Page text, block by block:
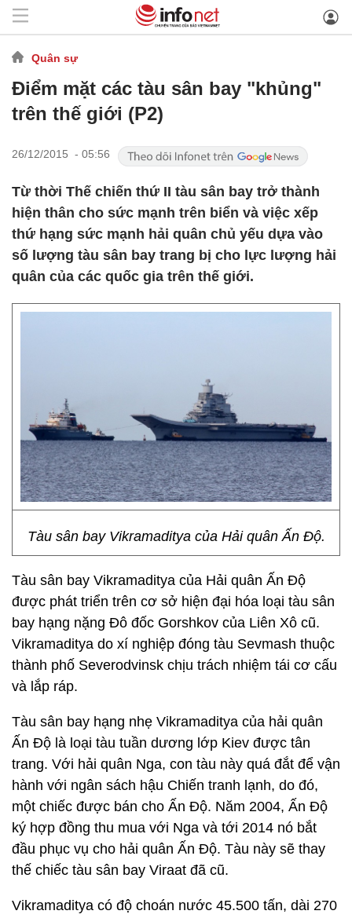
Quân sự
Điểm mặt các tàu sân bay "khủng"
trên thế giới (P2)
26/12/2015 - 05:56
Từ thời Thế chiến thứ II tàu sân bay trở thành
hiện thân cho sức mạnh trên biển và việc xếp
thứ hạng sức mạnh hải quân chủ yếu dựa vào
số lượng tàu sân bay trang bị cho lực lượng hải
quân của các quốc gia trên thế giới.
Tàu sân bay Vikramaditya của Hải quân Ấn Độ.
Tàu sân bay Vikramaditya của Hải quân Ấn Độ
được phát triển trên cơ sở hiện đại hóa loại tàu sân
bay hạng nặng Đô đốc Gorshkov của Liên Xô cũ.
Vikramaditya do xí nghiệp đóng tàu Sevmash thuộc
thành phố Severodvinsk chịu trách nhiệm tái cơ cấu
và lắp ráp.
Tàu sân bay hạng nhẹ Vikramaditya của hải quân
Ấn Độ là loại tàu tuần dương lớp Kiev được tân
trang. Với hải quân Nga, con tàu này quá đắt để vận
hành với ngân sách hậu Chiến tranh lạnh, do đó,
một chiếc được bán cho Ấn Độ. Năm 2004, Ấn Độ
ký hợp đồng thu mua với Nga và tới 2014 nó bắt
đầu phục vụ cho hải quân Ấn Độ. Tàu này sẽ thay
thế chiếc tàu sân bay Viraat đã cũ.
Vikramaditya có độ choán nước 45.500 tấn, dài 270